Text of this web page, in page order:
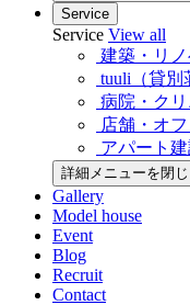
Service
Service View all
建築・リ
tuuli（貸別
病院・ク
店舗・オ
アパート
詳細メニューを閉
Gallery
Model house
Event
Blog
Recruit
Contact